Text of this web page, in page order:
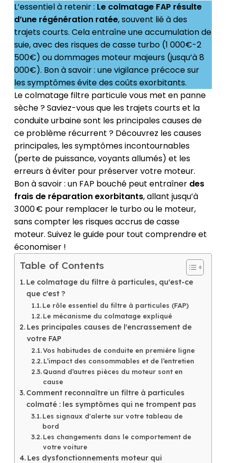
L’essentiel à retenir : Le colmatage FAP résulte
d’une régénération ratée, souvent lié à des
trajets courts. Cela entraîne une accumulation de
suie, avec des risques de casse turbo (1 000€-2
500€) ou dommages moteur majeurs (jusqu’à 8
000€). Bon à savoir : une vigilance précoce sur
les symptômes évite des coûts exorbitants.
Le colmatage filtre particule vous met en panne
sèche ? Saviez-vous que les trajets courts et la
conduite urbaine sont les principales causes de
ce problème récurrent ? Découvrez les causes
principales, les symptômes incontournables
(perte de puissance, voyants allumés) et les
erreurs à éviter pour préserver votre moteur.
Bon à savoir : un FAP bouché peut entraîner des
frais de réparation exorbitants, allant jusqu’à
3 000 € pour remplacer le turbo ou le moteur,
sans compter les risques accrus de casse
moteur. Suivez le guide pour tout comprendre et
économiser !
Table of Contents
Le colmatage du filtre à particules, qu'est-ce
que c'est ?
Le rôle essentiel du filtre à particules (FAP)
Le mécanisme du colmatage expliqué
Les principales causes de l'encrassement de
votre FAP
Vos habitudes de conduite en première ligne
L’impact des consommables et de l’entretien
Quand d’autres pièces du moteur sont en
cause
Comment reconnaître un filtre à particules
colmaté : les symptômes qui ne trompent pas
Les signaux d'alerte sur votre tableau de
bord
Les changements dans le comportement de
votre voiture
Les dysfonctionnements moteur qui